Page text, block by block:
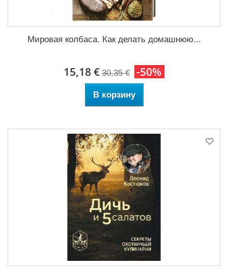
Мировая колбаса. Как делать домашнюю...
15,18 € 30,35 € -50%
В корзину